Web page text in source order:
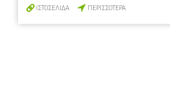
ΙΣΤΟΣΕΛΙΔΑ ΠΕΡΙΣΣΟΤΕΡΑ